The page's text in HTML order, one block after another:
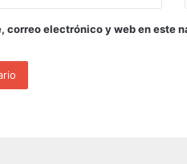
correo electrónico y web en este